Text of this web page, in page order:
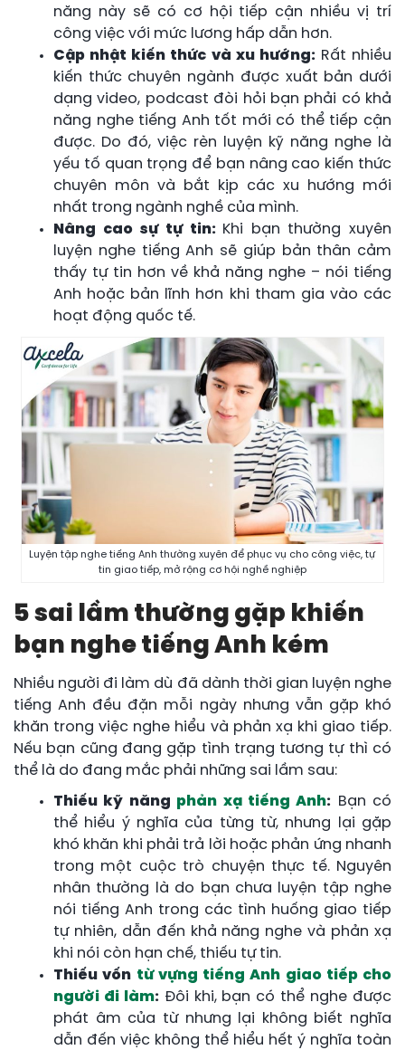
năng này sẽ có cơ hội tiếp cận nhiều vị trí
công việc với mức lương hấp dẫn hơn.
Cập nhật kiến thức và xu hướng:Rất nhiều
kiến thức chuyên ngành được xuất bản dưới
dạng video, podcast đòi hỏi bạn phải có khả
năng nghe tiếng Anh tốt mới có thể tiếp cận
được. Do đó, việc rèn luyện kỹ năng nghe là
yếu tố quan trọng để bạn nâng cao kiến thức
chuyên môn và bắt kịp các xu hướng mới
nhất trong ngành nghề của mình.
Nâng cao sự tự tin: Khi bạn thường xuyên
luyện nghe tiếng Anh sẽ giúp bản thân cảm
thấy tự tin hơn về khả năng nghe – nói tiếng
Anh hoặc bản lĩnh hơn khi tham gia vào các
hoạt động quốc tế.
Luyện tập nghe tiếng Anh thường xuyên để phục vụ cho công việc, tự
tin giao tiếp, mở rộng cơ hội nghề nghiệp
5 sai lầm thường gặp khiến
bạn nghe tiếng Anh kém
Nhiều người đi làm dù đã dành thời gian luyện nghe
tiếng Anh đều đặn mỗi ngày nhưng vẫn gặp khó
khăn trong việc nghe hiểu và phản xạ khi giao tiếp.
Nếu bạn cũng đang gặp tình trạng tương tự thì có
thể là do đang mắc phải những sai lầm sau:
Thiếu kỹ năng phản xạ tiếng Anh: Bạn có
thể hiểu ý nghĩa của từng từ, nhưng lại gặp
khó khăn khi phải trả lời hoặc phản ứng nhanh
trong một cuộc trò chuyện thực tế. Nguyên
nhân thường là do bạn chưa luyện tập nghe
nói tiếng Anh trong các tình huống giao tiếp
tự nhiên, dẫn đến khả năng nghe và phản xạ
khi nói còn hạn chế, thiếu tự tin.
Thiếu vốn từ vựng tiếng Anh giao tiếp cho
người đi làm:Đôi khi, bạn có thể nghe được
phát âm của từ nhưng lại không biết nghĩa
dẫn đến việc không thể hiểu hết ý nghĩa toàn